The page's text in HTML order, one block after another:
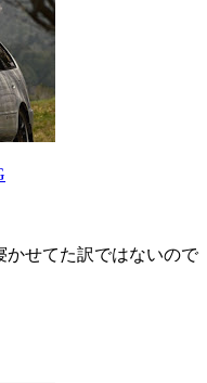
かせてた訳ではないので